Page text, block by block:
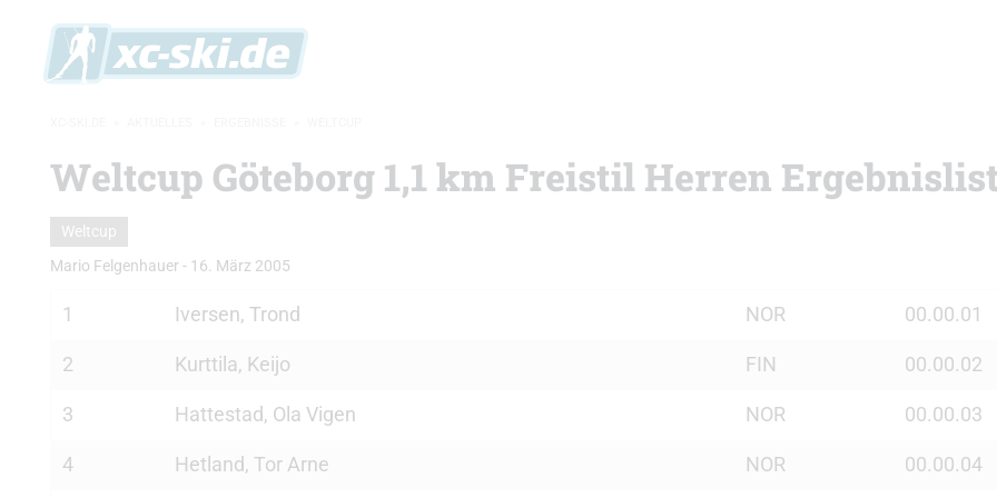
Weltcup Göteborg 1,1 km Freistil Herren
Weltcup
Mario Felgenhauer - 16. März 2005
1 Iversen, Trond NOR 00.00.01
2 Kurttila, Keijo FIN 00.00.02
3 Hattestad, Ola Vigen NOR 00.00.03
4 Hetland, Tor Arne NOR 00.00.04